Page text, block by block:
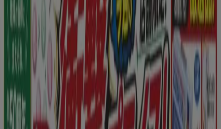
新規
スギ薬局
現在の掘り出し物とオファー
8/9 日まで有効福岡市
新規